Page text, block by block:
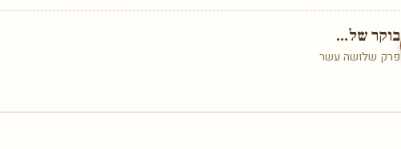
בוקר של...
פרק שלושה עשר